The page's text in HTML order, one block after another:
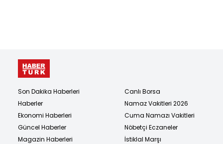
Son Dakika Haberleri
Haberler
Ekonomi Haberleri
Güncel Haberler
Magazin Haberleri
Canlı Borsa
Namaz Vakitleri 2026
Cuma Namazı Vakitleri
Nöbetçi Eczaneler
İstiklal Marşı